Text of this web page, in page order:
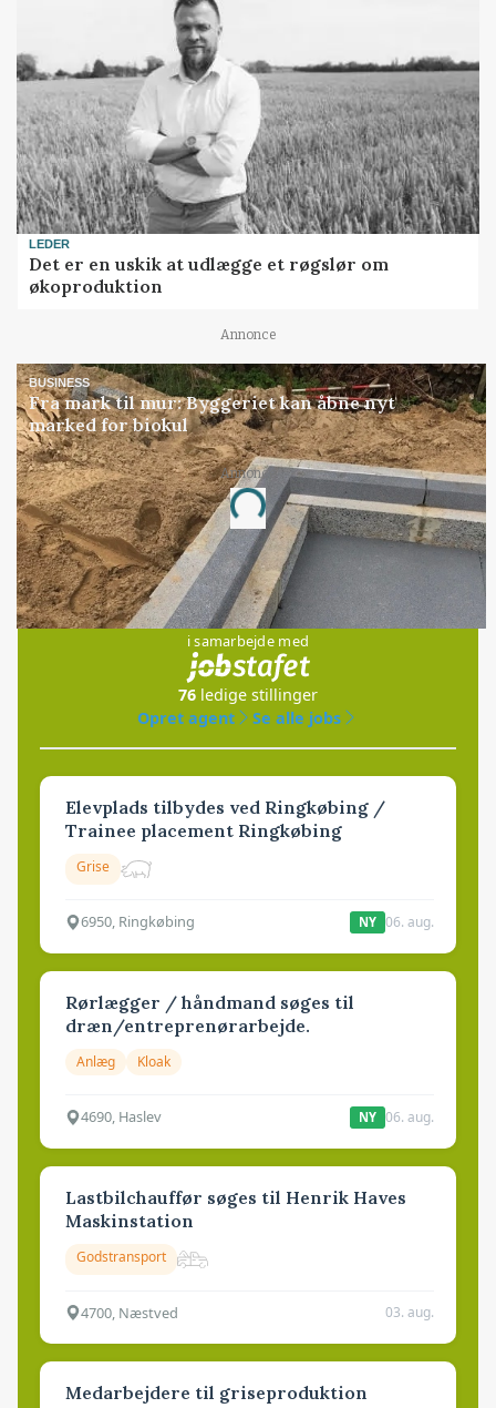
LEDER
Det er en uskik at udlægge et røgslør om
økoproduktion
Annonce
BUSINESS
Fra mark til mur: Byggeriet kan åbne nyt
marked for biokul
Annonce
Loading...
Jobs
i samarbejde med
76 ledige stillinger
Opret agent
Se alle jobs
Elevplads tilbydes ved Ringkøbing /
Trainee placement Ringkøbing
Grise
6950, Ringkøbing NY 06. aug.
Rørlægger / håndmand søges til
dræn/entreprenørarbejde.
Anlæg Kloak
4690, Haslev NY 06. aug.
Lastbilchauffør søges til Henrik Haves
Maskinstation
Godstransport
4700, Næstved 03. aug.
Medarbejdere til griseproduktion